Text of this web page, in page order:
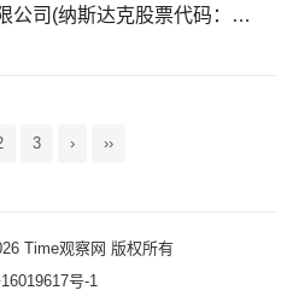
公司(纳斯达克股票代码：
3 › ››
Time观察网 版权所有
号-1